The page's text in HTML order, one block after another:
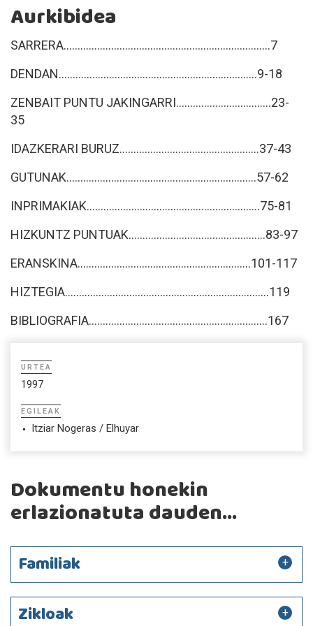
Aurkibidea
SARRERA..........................................................................7
DENDAN.......................................................................9-18
ZENBAIT PUNTU JAKINGARRI..................................23-
35
IDAZKERARI BURUZ..................................................37-43
GUTUNAK....................................................................57-62
INPRIMAKIAK..............................................................75-81
HIZKUNTZ PUNTUAK.................................................83-97
ERANSKINA..............................................................101-117
HIZTEGIA.........................................................................119
BIBLIOGRAFIA................................................................167
URTEA
1997
EGILEAK
Itziar Nogeras / Elhuyar
Dokumentu honekin
erlazionatuta dauden...
Familiak
Zikloak